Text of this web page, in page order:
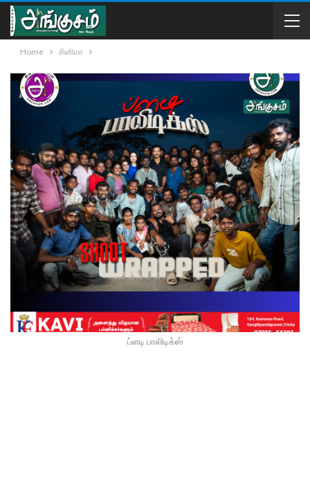
Home சினிமா
ப்ளடி பாலிடிக்ஸ்